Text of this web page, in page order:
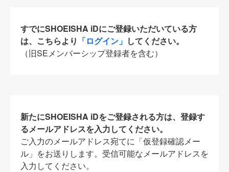
すでにSHOEISHA iDにご登録いただいている方
は、こちらより 「ログイン」 してください。
（旧SEメンバーシップ登録者を含む）
新たにSHOEISHA iDをご登録される方は、登録す
るメールアドレスを入力してください。
ご入力のメールアドレス宛てに「仮登録確認メー
ル」をお送りします。受信可能なメールアドレスを
入力してください。